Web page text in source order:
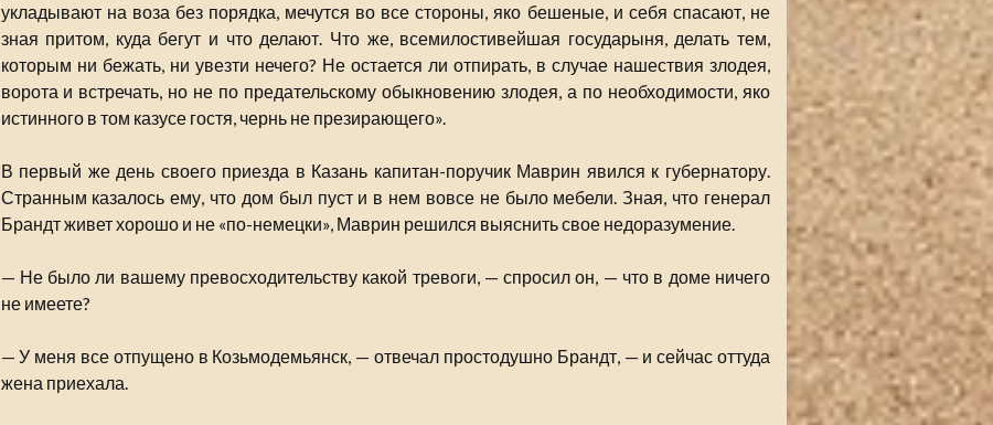
укладывают на воза без порядка, мечутся во все стороны, яко бешеные, и себя спасают, не
зная притом, куда бегут и что делают. Что же, всемилостивейшая государыня, делать тем,
которым ни бежать, ни увезти нечего? Не остается ли отпирать, в случае нашествия злодея,
ворота и встречать, но не по предательскому обыкновению злодея, а по необходимости, яко
истинного в том казусе гостя, чернь не презирающего».
В первый же день своего приезда в Казань капитан-поручик Маврин явился к губернатору.
Странным казалось ему, что дом был пуст и в нем вовсе не было мебели. Зная, что генерал
Брандт живет хорошо и не «по-немецки», Маврин решился выяснить свое недоразумение.
— Не было ли вашему превосходительству какой тревоги, — спросил он, — что в доме ничего
не имеете?
— У меня все отпущено в Козьмодемьянск, — отвечал простодушно Брандт, — и сейчас оттуда
жена приехала.